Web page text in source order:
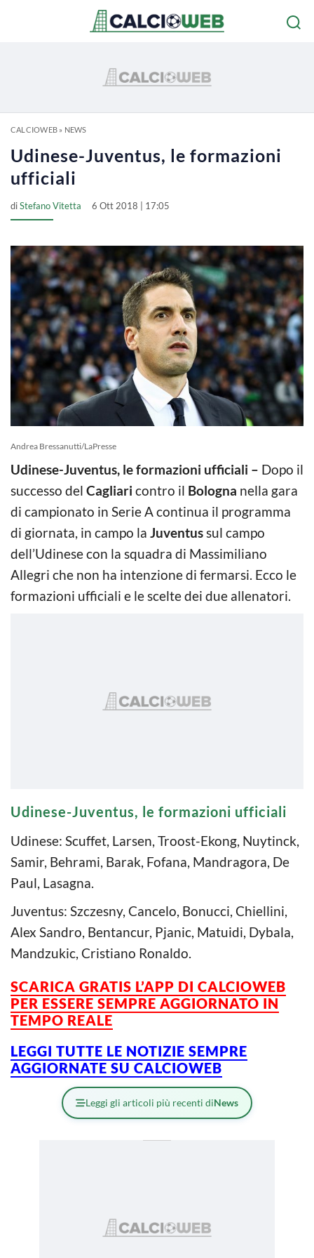
CALCIOWEB» NEWS
Udinese-Juventus, le formazioni
ufficiali
diStefano Vitetta 6 Ott 2018 | 17:05
Andrea Bressanutti/LaPresse
Udinese-Juventus, le formazioni ufficiali – Dopo il
successo del Cagliari contro il Bologna nella gara
di campionato in Serie A continua il programma
di giornata, in campo la Juventussul campo
dell’Udinese con la squadra di Massimiliano
Allegri che non ha intenzione di fermarsi. Ecco le
formazioni ufficiali e le scelte dei due allenatori.
Udinese-Juventus, le formazioni ufficiali
Udinese: Scuffet, Larsen, Troost-Ekong, Nuytinck,
Samir, Behrami, Barak, Fofana, Mandragora, De
Paul, Lasagna.
Juventus: Szczesny, Cancelo, Bonucci, Chiellini,
Alex Sandro, Bentancur, Pjanic, Matuidi, Dybala,
Mandzukic, Cristiano Ronaldo.
SCARICA GRATIS L’APP DI CALCIOWEB
PER ESSERE SEMPRE AGGIORNATO IN
TEMPO REALE
LEGGI TUTTE LE NOTIZIE SEMPRE
AGGIORNATE SU CALCIOWEB
Leggi gli articoli più recenti diNews